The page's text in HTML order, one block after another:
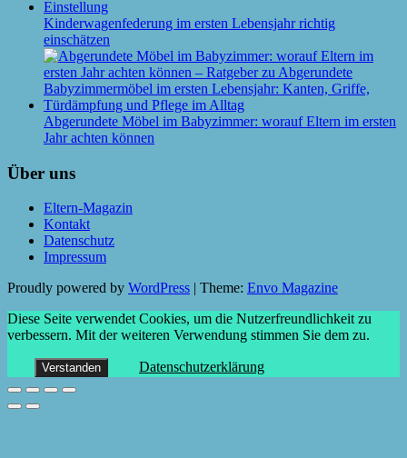
Kinderwagenfederung im ersten Lebensjahr richtig
einschätzen
Abgerundete Möbel im Babyzimmer: worauf Eltern im ersten
Jahr achten können
Über uns
Eltern-Magazin
Kontakt
Datenschutz
Impressum
Proudly powered by WordPress Theme: Envo Magazine
Diese Seite verwendet Cookies, um die Nutzerfreundlichkeit zu
verbessern. Mit der weiteren Verwendung stimmen Sie dem zu.
Verstanden Datenschutzerklärung